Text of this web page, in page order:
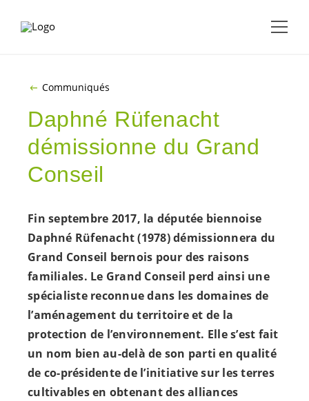
Communiqués
Daphné Rüfenacht
démissionne du Grand
Conseil
Fin septembre 2017, la députée biennoise
Daphné Rüfenacht (1978) démissionnera du
Grand Conseil bernois pour des raisons
familiales. Le Grand Conseil perd ainsi une
spécialiste reconnue dans les domaines de
l’aménagement du territoire et de la
protection de l’environnement. Elle s’est fait
un nom bien au-delà de son parti en qualité
de co-présidente de l’initiative sur les terres
cultivables en obtenant des alliances